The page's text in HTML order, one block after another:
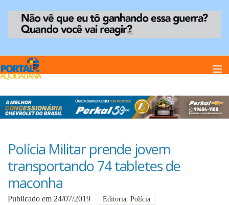
Home
Anuncie
Anuncie
Polícia Militar prende jovem
transportando 74 tabletes de
maconha
Publicado em 24/07/2019 Editoria: Polícia